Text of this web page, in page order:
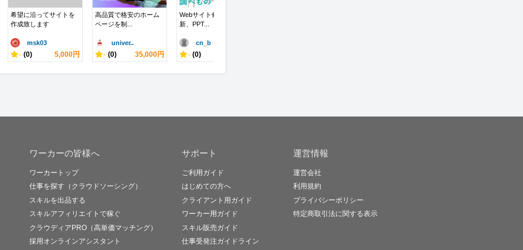
希望に沿ってサイトを
作成致します
msk03
- (0) 5,000円
高品質で格安のホーム
ページを制...
univer..
- (0) 35,000円
Webサイト修正・更
新、PPT...
cn_b
- (0)
ワーカーの皆様へ
ワーカートップ
仕事を探す（クラウドソーシング）
スキルを出品する
スキルアフィリエイトで稼ぐ
クラウディアPRO（高単価マッチング）
採用オンラインアシスタント
サポート
ご利用ガイド
はじめての方へ
クライアント用ガイド
ワーカー用ガイド
スキル販売ガイド
仕事受発注ガイドライン
運営情報
運営会社
利用規約
プライバシーポリシー
特定商取引法に関する表示